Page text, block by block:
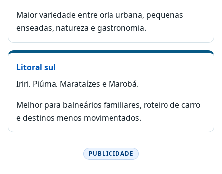
Maior variedade entre orla urbana, pequenas
enseadas, natureza e gastronomia.
Litoral sul
Iriri, Piúma, Marataízes e Marobá.
Melhor para balneários familiares, roteiro de carro
e destinos menos movimentados.
PUBLICIDADE